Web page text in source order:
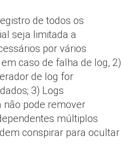
de todos os
seja limitada a
por vários
caso de falha de log, 2)
de log for
3) Logs
não pode remover
múltiplos
conspirar para ocultar